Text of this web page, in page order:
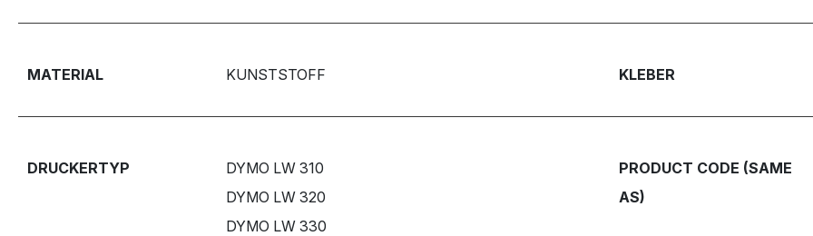
MATERIAL KUNSTSTOFF KLEBER
DRUCKERTYP
DYMO LW 310
DYMO LW 320
DYMO LW 330
PRODUCT CODE (SAME
AS)